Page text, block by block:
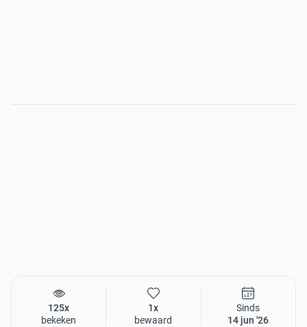
125x
bekeken
1x
bewaard
Sinds
14 jun '26